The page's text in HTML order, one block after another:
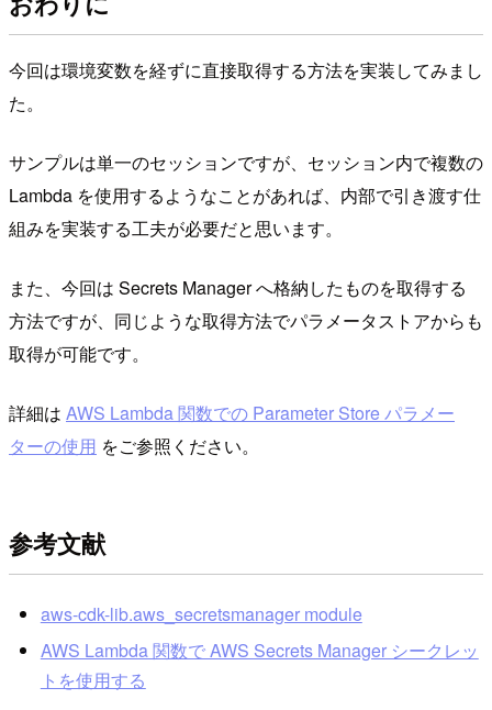
今回は環境変数を経ずに直接取得する方法を実装してみまし
た。
サンプルは単一のセッションですが、セッション内で複数の
Lambda を使用するようなことがあれば、内部で引き渡す仕
組みを実装する工夫が必要だと思います。
また、今回は Secrets Manager へ格納したものを取得する
方法ですが、同じような取得方法でパラメータストアからも
取得が可能です。
詳細は AWS Lambda 関数での Parameter Store パラメー
ターの使用 をご参照ください。
参考文献
aws-cdk-lib.aws_secretsmanager module
AWS Lambda 関数で AWS Secrets Manager シークレッ
トを使用する